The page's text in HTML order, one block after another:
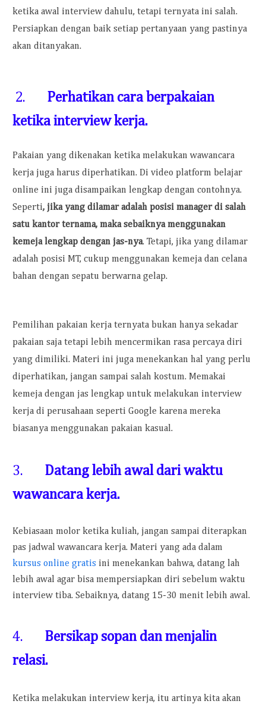
ketika awal interview dahulu, tetapi ternyata ini salah.
Persiapkan dengan baik setiap pertanyaan yang pastinya
akan ditanyakan.
2.
Perhatikan cara berpakaian
ketika interview kerja.
Pakaian yang dikenakan ketika melakukan wawancara
kerja juga harus diperhatikan. Di video platform belajar
online ini juga disampaikan lengkap dengan contohnya.
Seperti, jika yang dilamar adalah posisi manager di salah
satu kantor ternama, maka sebaiknya menggunakan
kemeja lengkap dengan jas-nya. Tetapi, jika yang dilamar
adalah posisi MT, cukup menggunakan kemeja dan celana
bahan dengan sepatu berwarna gelap.
Pemilihan pakaian kerja ternyata bukan hanya sekadar
pakaian saja tetapi lebih mencermikan rasa percaya diri
yang dimiliki. Materi ini juga menekankan hal yang perlu
diperhatikan, jangan sampai salah kostum. Memakai
kemeja dengan jas lengkap untuk melakukan interview
kerja di perusahaan seperti Google karena mereka
biasanya menggunakan pakaian kasual.
3.
Datang lebih awal dari waktu
wawancara kerja.
Kebiasaan molor ketika kuliah, jangan sampai diterapkan
pas jadwal wawancara kerja. Materi yang ada dalam
kursus online gratis ini menekankan bahwa, datang lah
lebih awal agar bisa mempersiapkan diri sebelum waktu
interview tiba. Sebaiknya, datang 15-30 menit lebih awal.
4.
Bersikap sopan dan menjalin
relasi.
Ketika melakukan interview kerja, itu artinya kita akan